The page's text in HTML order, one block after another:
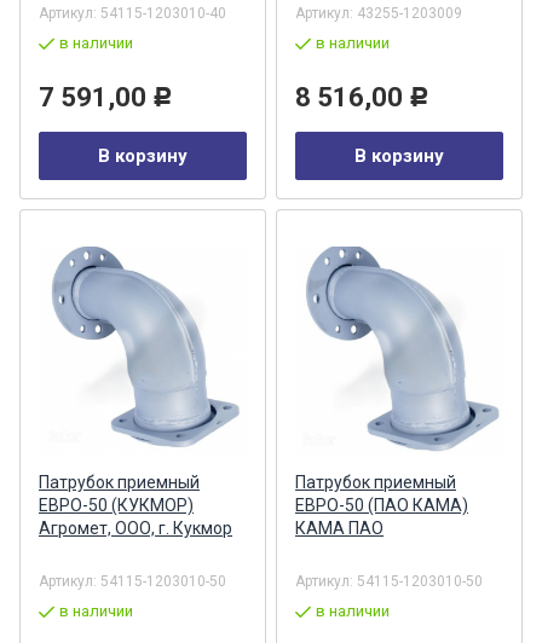
Артикул: 54115-1203010-40
в наличии
7 591,00 Р
В корзину
Артикул: 43255-1203009
в наличии
8 516,00 Р
В корзину
Патрубок приемный
ЕВРО-50 (КУКМОР)
Агромет, ООО, г. Кукмор
Артикул: 54115-1203010-50
в наличии
Патрубок приемный
ЕВРО-50 (ПАО КАМА)
КАМА ПАО
Артикул: 54115-1203010-50
в наличии